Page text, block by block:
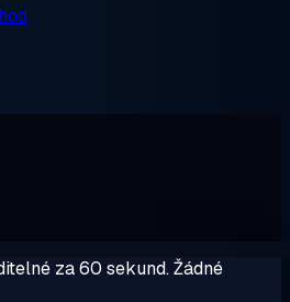
za 60 sekund. Žádné